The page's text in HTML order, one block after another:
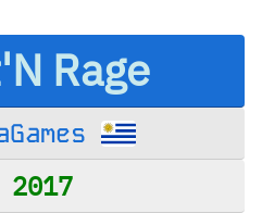
Rage
2017